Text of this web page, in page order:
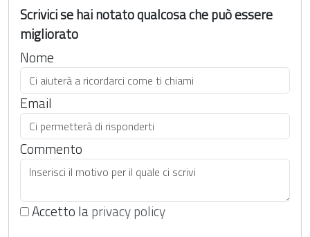
Scrivici se hai notato qualcosa che può essere
migliorato
Nome
Email
Commento
Accetto laprivacy policy